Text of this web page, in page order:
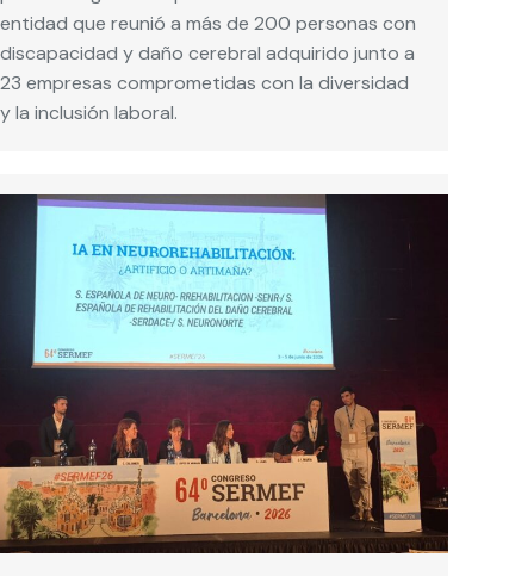
entidad que reunió a más de 200 personas con
discapacidad y daño cerebral adquirido junto a
23 empresas comprometidas con la diversidad
y la inclusión laboral.